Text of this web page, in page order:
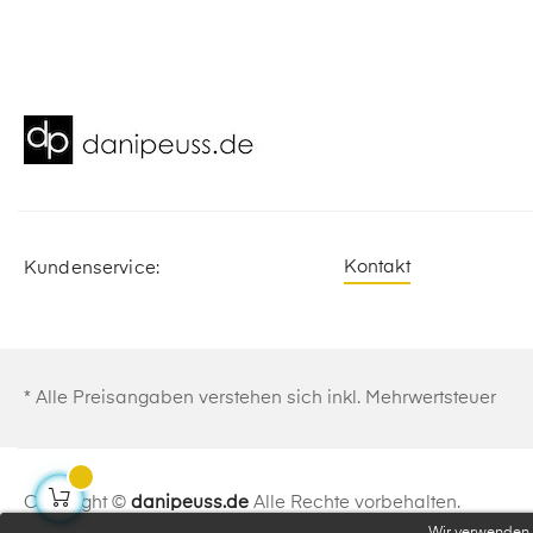
Kundenservice: Kontakt
* Alle Preisangaben verstehen sich inkl. Mehrwertsteuer
Copyright © danipeuss.de Alle Rechte vorbehalten.